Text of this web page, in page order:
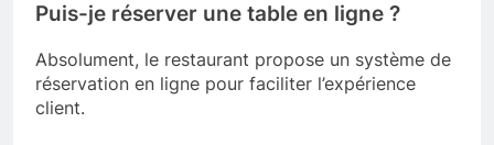
Puis-je réserver une table en ligne ?
Absolument, le restaurant propose un système de
réservation en ligne pour faciliter l’expérience
client.